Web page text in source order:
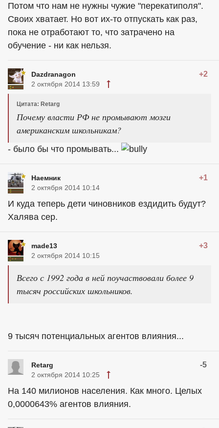
Потом что нам не нужны чужие "перекатиполя".
Своих хватает. Но вот их-то отпускать как раз,
пока не отработают то, что затрачено на
обучение - ни как нельзя.
Dazdranagon +2
2 октября 2014 13:59
Цитата: Retarg
Почему власти РФ не промывают мозги
американским школьникам?
- было бы что промывать...
Наемник +1
2 октября 2014 10:14
И куда теперь дети чиновников ездидить будут?
Халява сер.
made13 +3
2 октября 2014 10:15
Всего с 1992 года в ней поучаствовали более 9
тысяч российских школьников.
9 тысяч потенциальных агентов влияния...
Retarg -5
2 октября 2014 10:25
На 140 милионов населения. Как много. Целых
0,0000643% агентов влияния.